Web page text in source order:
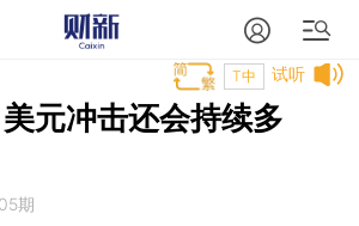
试听
T中
元冲击还会持续多
期